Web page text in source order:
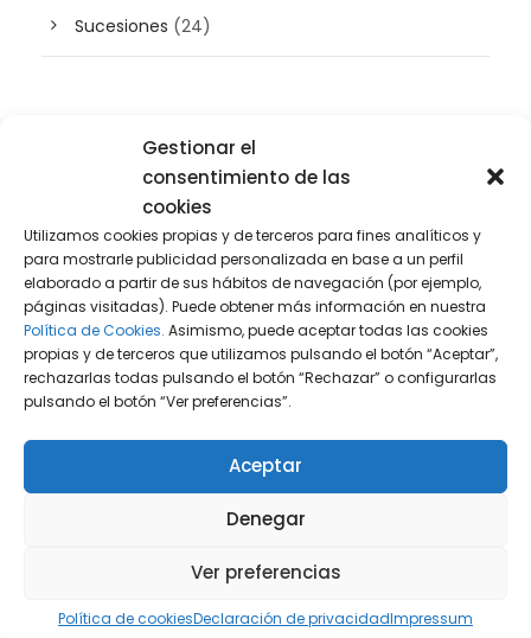
Gestionar el
consentimiento de las
cookies
Utilizamos cookies propias y de terceros para fines analíticos y
para mostrarle publicidad personalizada en base a un perfil
elaborado a partir de sus hábitos de navegación (por ejemplo,
páginas visitadas). Puede obtener más información en nuestra
Política de Cookies. Asimismo, puede aceptar todas las cookies
propias y de terceros que utilizamos pulsando el botón “Aceptar”,
rechazarlas todas pulsando el botón “Rechazar” o configurarlas
pulsando el botón “Ver preferencias”.
Aceptar
Denegar
Ver preferencias
Política de cookiesDeclaración de privacidadImpressum
Sucesiones (24)
Buscador de artículos
DiG ABOGADOS
DiG Abogados es un despacho de abogados
multidisciplinar especializado en las materias de
fiscalidad y mercantil. Llevamos más de 50 años al